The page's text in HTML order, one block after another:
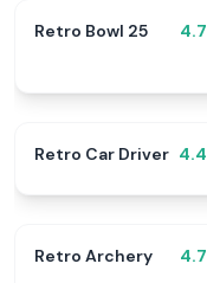
Retro Bowl 25 4.7
Retro Car Driver 4.4
Retro Archery 4.7